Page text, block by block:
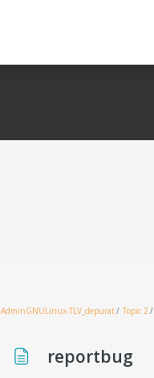
AdminGNULinux-TLV_depurat Topic 2
reportbug